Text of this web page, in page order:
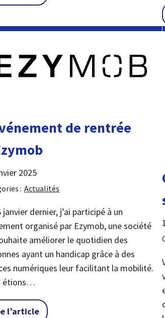
de rentrée
2025
: Actualités
janvier dernier, j’ai participé à un
organisé par Ezymob, une société
améliorer le quotidien des
ayant un handicap grâce à des
numériques leur facilitant la mobilité.
étions…
l’article« L’événement de rentrée